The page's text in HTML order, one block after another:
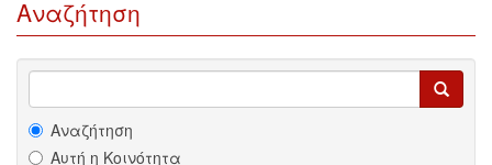
Αναζήτηση
Αναζήτηση
Αυτή η Κοινότητα